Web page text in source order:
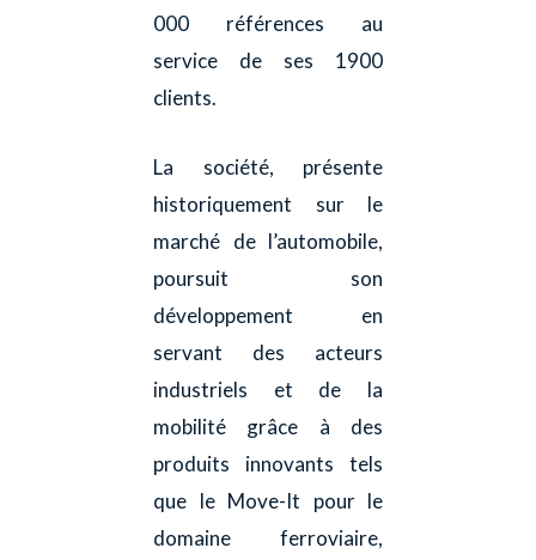
000 références au
service de ses 1900
clients.
La société, présente
historiquement sur le
marché de l’automobile,
poursuit son
développement en
servant des acteurs
industriels et de la
mobilité grâce à des
produits innovants tels
que le Move-It pour le
domaine ferroviaire,